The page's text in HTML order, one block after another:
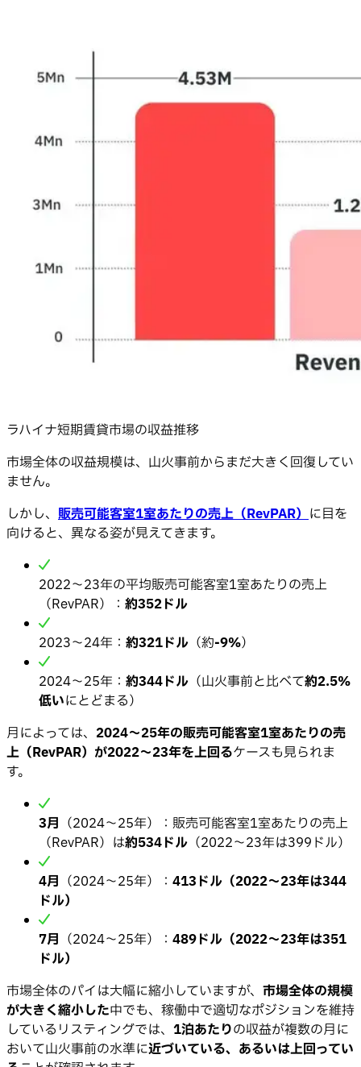
ラハイナ短期賃貸市場の収益推移
市場全体の収益規模は、山火事前からまだ大きく回復してい
ません。
しかし、 販売可能客室1室あたりの売上（RevPAR）に目を
向けると、異なる姿が見えてきます。
2022〜23年の平均販売可能客室1室あたりの売上
（RevPAR）： 約352ドル
2023〜24年： 約321ドル （約-9%）
2024〜25年： 約344ドル （山火事前と比べて約2.5%
低いにとどまる）
月によっては、 2024〜25年の販売可能客室1室あたりの売
上（RevPAR）が2022〜23年を上回るケースも見られま
す。
3月 （2024〜25年）：販売可能客室1室あたりの売上
（RevPAR）は約534ドル （2022〜23年は399ドル）
4月 （2024〜25年）： 413ドル（2022〜23年は344
ドル）
7月 （2024〜25年）： 489ドル（2022〜23年は351
ドル）
市場全体のパイは大幅に縮小していますが、 市場全体の規模
が大きく縮小した中でも、稼働中で適切なポジションを維持
しているリスティングでは、 1泊あたりの収益が複数の月に
おいて山火事前の水準に近づいている、あるいは上回ってい